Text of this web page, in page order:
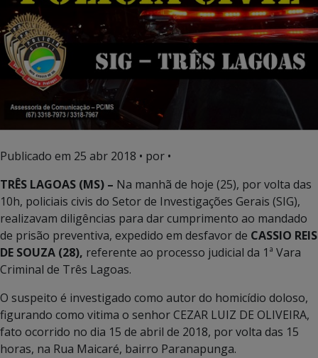
Publicado em 25 abr 2018 • por •
TRÊS LAGOAS (MS) – Na manhã de hoje (25), por volta das
10h, policiais civis do Setor de Investigações Gerais (SIG),
realizavam diligências para dar cumprimento ao mandado
de prisão preventiva, expedido em desfavor de CASSIO REIS
DE SOUZA (28), referente ao processo judicial da 1ª Vara
Criminal de Três Lagoas.
O suspeito é investigado como autor do homicídio doloso,
figurando como vitima o senhor CEZAR LUIZ DE OLIVEIRA,
fato ocorrido no dia 15 de abril de 2018, por volta das 15
horas, na Rua Maicaré, bairro Paranapunga.